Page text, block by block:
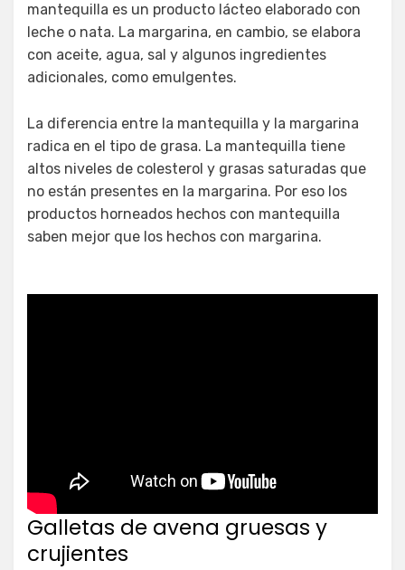
mantequilla es un producto lácteo elaborado con
leche o nata. La margarina, en cambio, se elabora
con aceite, agua, sal y algunos ingredientes
adicionales, como emulgentes.
La diferencia entre la mantequilla y la margarina
radica en el tipo de grasa. La mantequilla tiene
altos niveles de colesterol y grasas saturadas que
no están presentes en la margarina. Por eso los
productos horneados hechos con mantequilla
saben mejor que los hechos con margarina.
Galletas de avena gruesas y
crujientes